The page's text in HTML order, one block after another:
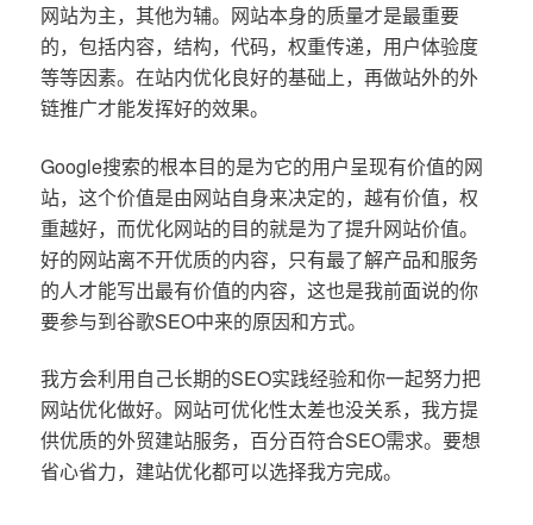
网站为主，其他为辅。网站本身的质量才是最重要
的，包括内容，结构，代码，权重传递，用户体验度
等等因素。在站内优化良好的基础上，再做站外的外
链推广才能发挥好的效果。
Google搜索的根本目的是为它的用户呈现有价值的网
站，这个价值是由网站自身来决定的，越有价值，权
重越好，而优化网站的目的就是为了提升网站价值。
好的网站离不开优质的内容，只有最了解产品和服务
的人才能写出最有价值的内容，这也是我前面说的你
要参与到谷歌SEO中来的原因和方式。
我方会利用自己长期的SEO实践经验和你一起努力把
网站优化做好。网站可优化性太差也没关系，我方提
供优质的外贸建站服务，百分百符合SEO需求。要想
省心省力，建站优化都可以选择我方完成。